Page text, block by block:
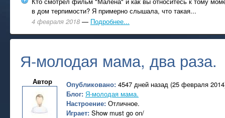
в дом терпимости? Я примерно слышала, что такая...
4 февраля 2018 — Подробнее...
Я-молодая мама, два раза.
Автор Опубликовано: 4547 дней назад (25 февраля
Блог: Я-молодая мама.
Настроение: Отличное.
Играет: Show must go on/